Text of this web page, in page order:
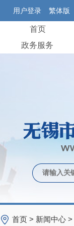
用户登录 繁体版
首页
政务服务
首页 > 新闻中心 >